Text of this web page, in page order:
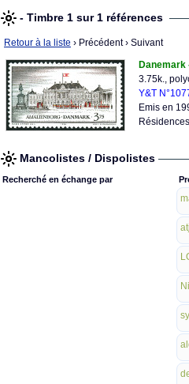
- Timbre 1 sur 1 références
Retour à la liste › Précédent› Suivant
Danemark
3.75k.,
Y&T
Emis en
Mancolistes / Dispolistes
Recherché en échange par